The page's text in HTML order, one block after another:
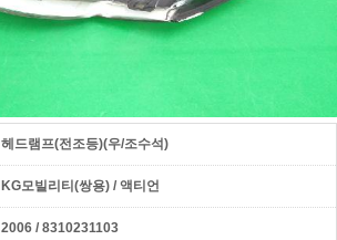
헤드램프(전조등)(우/조수석)
KG모빌리티(쌍용) / 액티언
2006 / 8310231103